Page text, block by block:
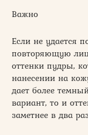
Важно
Если не удается
повторяющую
оттенки пудры,
нанесении на
дает более
вариант, то и
заметнее в два